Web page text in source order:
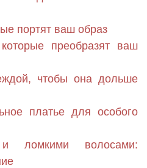
портят ваш образ
преобразят ваш
чтобы она дольше
платье для особого
ломкими волосами: